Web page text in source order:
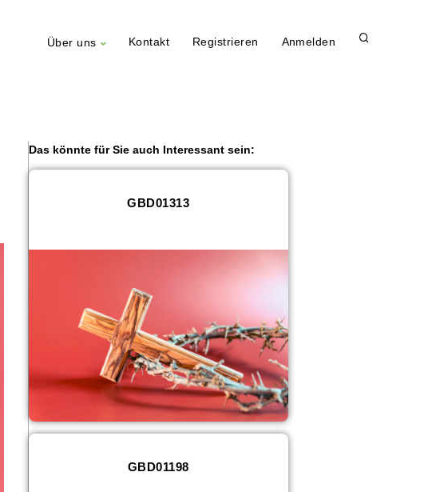
Über uns Kontakt Registrieren Anmelden
Das könnte für Sie auch Interessant sein:
GBD01313
GBD01198